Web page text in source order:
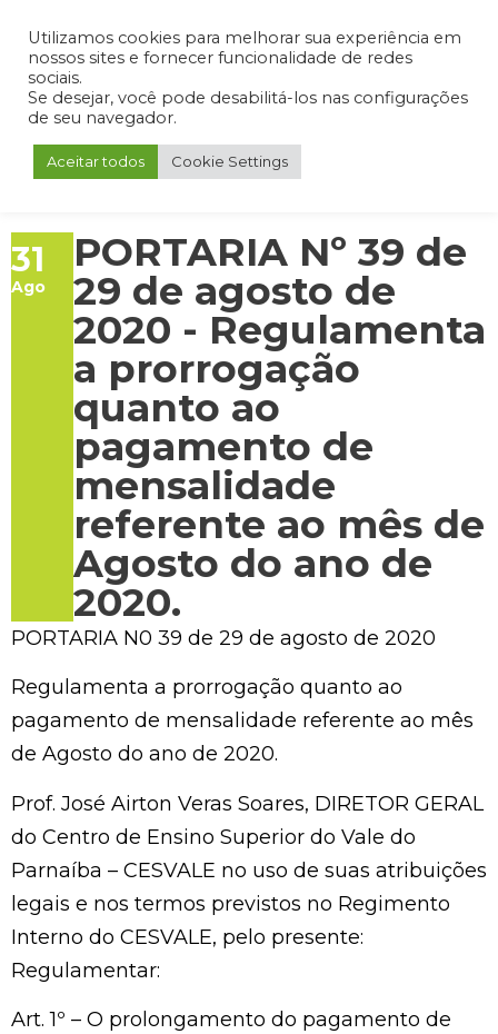
Admin Portal do Aluno Portal do Professor Portal do Coordenador
31
Ago
PORTARIA Nº 39 de
29 de agosto de
2020 - Regulamenta
a prorrogação
quanto ao
pagamento de
mensalidade
referente ao mês de
Agosto do ano de
2020.
PORTARIA N0 39 de 29 de agosto de 2020
Regulamenta a prorrogação quanto ao
pagamento de mensalidade referente ao mês
de Agosto do ano de 2020.
Prof. José Airton Veras Soares, DIRETOR GERAL
do Centro de Ensino Superior do Vale do
Parnaíba – CESVALE no uso de suas atribuições
legais e nos termos previstos no Regimento
Interno do CESVALE, pelo presente:
Regulamentar:
Art. 1º – O prolongamento do pagamento de
Utilizamos cookies para melhorar sua experiência em
nossos sites e fornecer funcionalidade de redes
sociais.
Se desejar, você pode desabilitá-los nas configurações
de seu navegador.
Aceitar todos Cookie Settings